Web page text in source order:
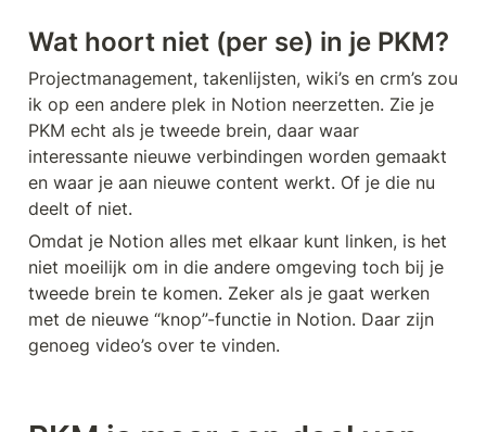
Wat hoort niet (per se) in je PKM?
Projectmanagement, takenlijsten, wiki’s en crm’s zou
ik op een andere plek in Notion neerzetten. Zie je
PKM echt als je tweede brein, daar waar
interessante nieuwe verbindingen worden gemaakt
en waar je aan nieuwe content werkt. Of je die nu
deelt of niet.
Omdat je Notion alles met elkaar kunt linken, is het
niet moeilijk om in die andere omgeving toch bij je
tweede brein te komen. Zeker als je gaat werken
met de nieuwe “knop”-functie in Notion. Daar zijn
genoeg video’s over te vinden.